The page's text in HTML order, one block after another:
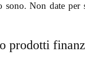
Non date per
prodotti